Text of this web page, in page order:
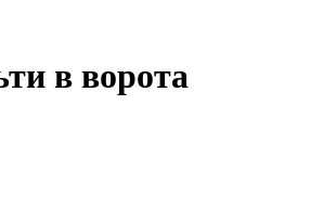
в ворота